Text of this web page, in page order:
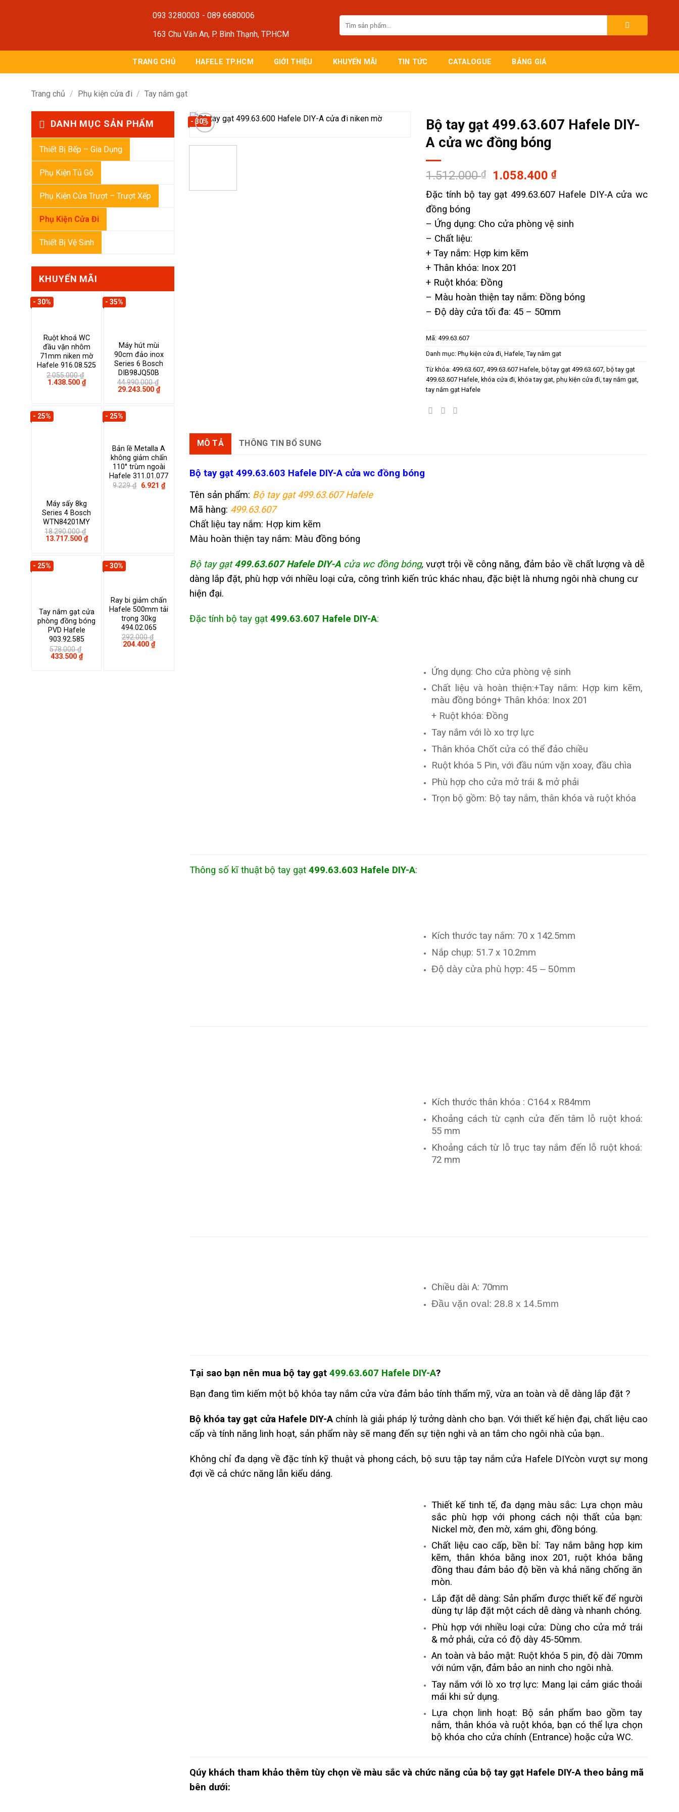
093 3280003 - 089 6680006
163 Chu Văn An, P. Bình Thạnh, TP.HCM
kiếm:
TRANG CHỦ HAFELE TP.HCM GIỚI THIỆU KHUYẾN MÃI TIN TỨC CATALOGUE BẢNG GIÁ
Trang chủ / Phụ kiện cửa đi / Tay nắm gạt
DANH MỤC SẢN PHẨM
Thiết Bị Bếp – Gia Dụng
Phụ Kiện Tủ Gỗ
Phụ Kiện Cửa Trượt – Trượt Xếp
Phụ Kiện Cửa Đi
Thiết Bị Vệ Sinh
KHUYẾN MÃI
- 30%
Ruột khoá WC
đầu vặn nhôm
71mm niken mờ
Hafele 916.08.525
2.055.000₫
Giá
1.438.500 ₫Giá
hiện
1.438.500 ₫.
- 35%
Máy hút mùi
90cm đảo inox
Series 6 Bosch
DIB98JQ50B
44.990.000₫
Giá
44.990.000 ₫.
29.243.500 ₫Giá
hiện
- 25%
Máy sấy 8kg
Series 4 Bosch
WTN84201MY
18.290.000₫
Giá
18.290.000 ₫.
13.717.500 ₫Giá
hiện
13.717.500 ₫.
- 25%
Bản lề Metalla A
không giảm chấn
110° trùm ngoài
Hafele 311.01.077
9.229₫ Giá
6.921 ₫Giá
hiện
- 25%
Tay nắm gạt cửa
phòng đồng bóng
PVD Hafele
903.92.585
578.000₫
Giá
433.500 ₫Giá
hiện
- 30%
Ray bi giảm chấn
Hafele 500mm tải
trọng 30kg
494.02.065
292.000₫
Giá
204.400 ₫Giá
hiện
- 30%
Bộ tay gạt 499.63.607 Hafele DIY-
A cửa wc đồng bóng
1.512.000₫
Giá
là:
1.058.400₫Giá
hiện
tại
1.058.400 ₫.
Đặc tính bộ tay gạt 499.63.607 Hafele DIY-A cửa wc
đồng bóng
– Ứng dụng: Cho cửa phòng vệ sinh
– ​Chất liệu:
+ Tay nắm: Hợp kim kẽm
+ Thân khóa: Inox 201
+ Ruột khóa: Đồng
– Màu hoàn thiện tay nắm: Đồng bóng
– Độ dày cửa tối đa: 45 – 50mm
Mã:499.63.607
Danh mục:Phụ kiện cửa đi ,Hafele ,Tay nắm gạt
Từ khóa:499.63.607 ,499.63.607 Hafele bộ tay gạt 499.63.607 bộ tay gạt
499.63.607 Hafele khóa cửa đi khóa tay gat ,phụ kiện cửa đi ,tay nắm gạt
tay nắm gạt Hafele
MÔ TẢ THÔNG TIN BỔ SUNG
Bộ tay gạt 499.63.603 Hafele DIY-A cửa wc đồng bóng
Tên sản phẩm: Bộ tay gạt 499.63.607 Hafele
Mã hàng: 499.63.607
Chất liệu tay nắm: Hợp kim kẽm
Màu hoàn thiện tay nắm: Màu đồng bóng
Bộ tay gạt499.63.607 Hafele DIY-Acửa wc đồng bóng, vượt trội về công năng, đảm bảo về chất lượng và dễ
dàng lắp đặt, phù hợp với nhiều loại cửa, công trình kiến trúc khác nhau, đặc biệt là nhưng ngôi nhà chung cư
hiện đại.
Đặc tính bộ tay gạt 499.63.607 Hafele DIY-A:
Ứng dụng: Cho cửa phòng vệ sinh
Chất liệu và hoàn thiện:+Tay nắm: Hợp kim kẽm,
màu đồng bóng+ Thân khóa: Inox 201
+ Ruột khóa: Đồng
Tay nắm với lò xo trợ lực
Thân khóa Chốt cửa có thể đảo chiều
Ruột khóa 5 Pin, với đầu núm vặn xoay, đầu chìa
Phù hợp cho cửa mở trái & mở phải
Trọn bộ gồm: Bộ tay nắm, thân khóa và ruột khóa
Thông số kĩ thuật bộ tay gạt 499.63.603 Hafele DIY-A:
Kích thước tay nắm: 70 x 142.5mm
Nắp chụp: 51.7 x 10.2mm
Độ dày cửa phù hợp: 45 – 50mm
Kích thước thân khóa : C164 x R84mm
Khoảng cách từ cạnh cửa đến tâm lỗ ruột khoá:
55 mm
Khoảng cách từ lỗ trục tay nắm đến lỗ ruột khoá:
72 mm
Chiều dài A: 70mm
Đầu vặn oval: 28.8 x 14.5mm
Tại sao bạn nên mua bộ tay gạt 499.63.607 Hafele DIY-A?
Bạn đang tìm kiếm một bộ khóa tay nắm cửa vừa đảm bảo tính thẩm mỹ, vừa an toàn và dễ dàng lắp đặt ?
Bộ khóa tay gạt cửa Hafele DIY-A chính là giải pháp lý tưởng dành cho bạn. Với thiết kế hiện đại, chất liệu cao
cấp và tính năng linh hoạt, sản phẩm này sẽ mang đến sự tiện nghi và an tâm cho ngôi nhà của bạn..
Không chỉ đa dạng về đặc tính kỹ thuật và phong cách, bộ sưu tập tay nắm cửa Hafele DIYcòn vượt sự mong
đợi về cả chức năng lẫn kiểu dáng.
Thiết kế tinh tế, đa dạng màu sắc: Lựa chọn màu
sắc phù hợp với phong cách nội thất của bạn:
Nickel mờ, đen mờ, xám ghi, đồng bóng.
Chất liệu cao cấp, bền bỉ: Tay nắm bằng hợp kim
kẽm, thân khóa bằng inox 201, ruột khóa bằng
đồng thau đảm bảo độ bền và khả năng chống ăn
mòn.
Lắp đặt dễ dàng: Sản phẩm được thiết kế để người
dùng tự lắp đặt một cách dễ dàng và nhanh chóng.
Phù hợp với nhiều loại cửa: Dùng cho cửa mở trái
& mở phải, cửa có độ dày 45-50mm.
An toàn và bảo mật: Ruột khóa 5 pin, độ dài 70mm
với núm vặn, đảm bảo an ninh cho ngôi nhà.
Tay nắm với lò xo trợ lực: Mang lại cảm giác thoải
mái khi sử dụng.
Lựa chọn linh hoạt: Bộ sản phẩm bao gồm tay
nắm, thân khóa và ruột khóa, bạn có thể lựa chọn
bộ khóa cho cửa chính (Entrance) hoặc cửa WC.
Qúy khách tham khảo thêm tùy chọn về màu sắc và chức năng của bộ tay gạt Hafele DIY-A theo bảng mã
bên dưới: